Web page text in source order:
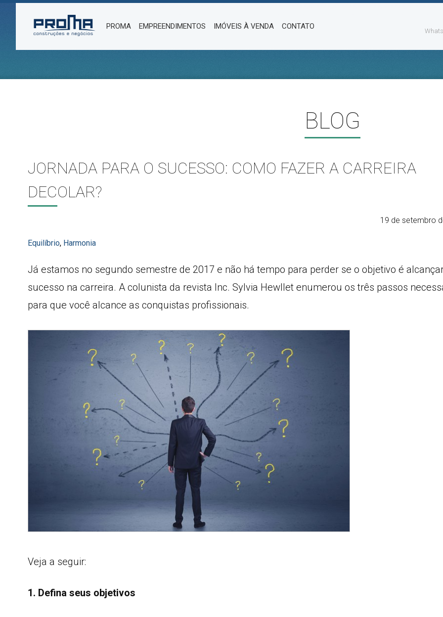
PROMA EMPREENDIMENTOS IMÓVEIS À VENDA CONTATO
BLOG
JORNADA PARA O SUCESSO: COMO FAZER A CARREIRA
DECOLAR?
19 de setembro
Equilíbrio, Harmonia
Já estamos no segundo semestre de 2017 e não há tempo para perder se o objetivo é
sucesso na carreira. A colunista da revista Inc. Sylvia Hewllet enumerou os três passos
para que você alcance as conquistas profissionais.
Veja a seguir:
1. Defina seus objetivos